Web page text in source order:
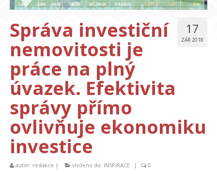
17
ZÁŘ 2018
Správa investiční
nemovitosti je
práce na plný
úvazek. Efektivita
správy přímo
ovlivňuje ekonomiku
investice
autor: redakce | vloženo do: INSPIRACE | 0